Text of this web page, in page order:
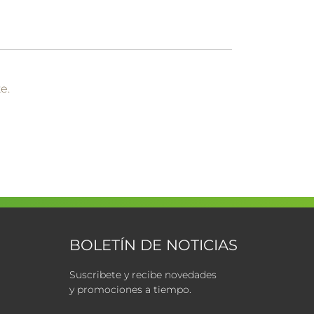
BOLETÍN DE NOTICIAS
Suscribete y recibe novedades
y promociones a tiempo.